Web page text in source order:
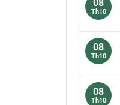
08
Th10
08
Th10
08
Th10